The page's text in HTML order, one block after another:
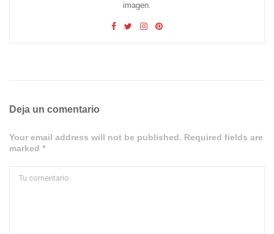
imagen.
Deja un comentario
Your email address will not be published. Required fields are
marked *